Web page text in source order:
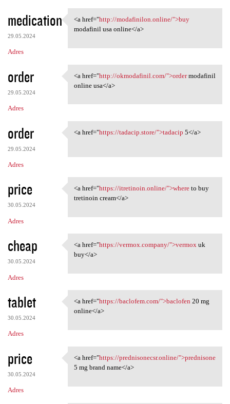
medication
29.05.2024
Adres
<a href="http://modafinilon
<a href="http://modafinilon.online/">buy
modafinil usa online</a>
order
29.05.2024
Adres
<a href="http://okmodafinil
<a href="http://okmodafinil.com/">ordermodafinil
online usa</a>
order
29.05.2024
Adres
<a href="https://tadacip
<a href="https://tadacip.store/">tadacip 5</a>
price
30.05.2024
Adres
<a href="https://itretinoin
<a href="https://itretinoin.online/">whereto buy
tretinoin cream</a>
cheap
30.05.2024
Adres
<a href="https://vermox
<a href="https://vermox.company/">vermoxuk
buy</a>
tablet
30.05.2024
Adres
<a href="https://baclofem.com
<a href="https://baclofem.com/">baclofen 20 mg
online</a>
price
30.05.2024
Adres
<a href="https:/
<a href="https://prednisonecsr.online/">prednisone
5 mg brand name</a>